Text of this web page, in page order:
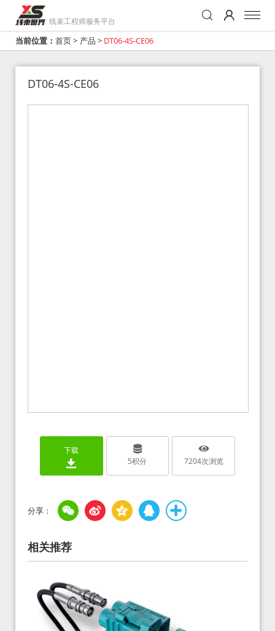
线束工程师服务平台
当前位置： 首页> 产品 > DT06-4S-CE06
DT06-4S-CE06
下载
5积分 7204次浏览
相关推荐